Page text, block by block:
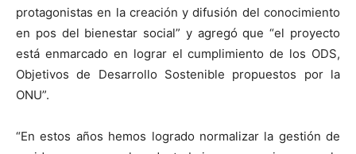
protagonistas en la creación y difusión del conocimiento
en pos del bienestar social” y agregó que “el proyecto
está enmarcado en lograr el cumplimiento de los ODS,
Objetivos de Desarrollo Sostenible propuestos por la
ONU”.
“En estos años hemos logrado normalizar la gestión de